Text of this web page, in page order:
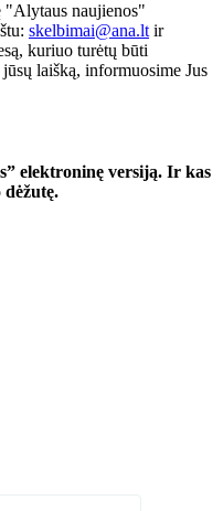
"Alytaus naujienos"
skelbimai@ana.lt ir
kuriuo turėtų būti
laišką, informuosime Jus
elektroninę versiją. Ir kas
dėžutę.